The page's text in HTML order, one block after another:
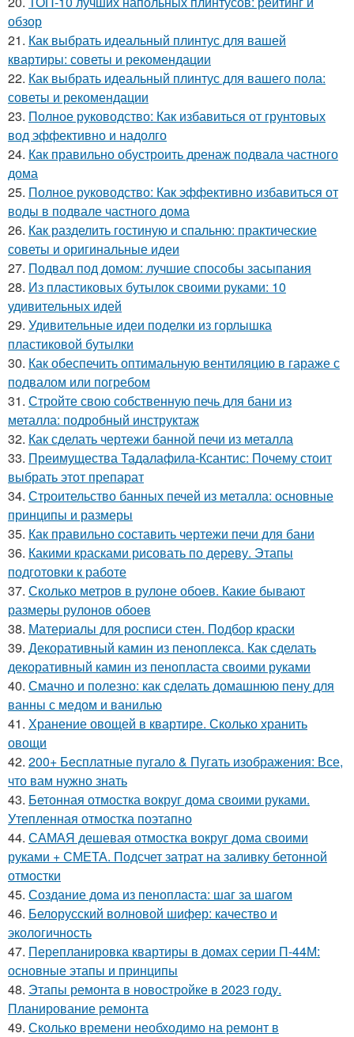
обзор
21. Как выбрать идеальный плинтус для вашей
квартиры: советы и рекомендации
22. Как выбрать идеальный плинтус для вашего пола:
советы и рекомендации
23. Полное руководство: Как избавиться от грунтовых
вод эффективно и надолго
24. Как правильно обустроить дренаж подвала частного
дома
25. Полное руководство: Как эффективно избавиться от
воды в подвале частного дома
26. Как разделить гостиную и спальню: практические
советы и оригинальные идеи
27. Подвал под домом: лучшие способы засыпания
28. Из пластиковых бутылок своими руками: 10
удивительных идей
29. Удивительные идеи поделки из горлышка
пластиковой бутылки
30. Как обеспечить оптимальную вентиляцию в гараже с
подвалом или погребом
31. Стройте свою собственную печь для бани из
металла: подробный инструктаж
32. Как сделать чертежи банной печи из металла
33. Преимущества Тадалафила-Ксантис: Почему стоит
выбрать этот препарат
34. Строительство банных печей из металла: основные
принципы и размеры
35. Как правильно составить чертежи печи для бани
36. Какими красками рисовать по дереву. Этапы
подготовки к работе
37. Сколько метров в рулоне обоев. Какие бывают
размеры рулонов обоев
38. Материалы для росписи стен. Подбор краски
39. Декоративный камин из пеноплекса. Как сделать
декоративный камин из пенопласта своими руками
40. Смачно и полезно: как сделать домашнюю пену для
ванны с медом и ванилью
41. Хранение овощей в квартире. Сколько хранить
овощи
42. 200+ Бесплатные пугало & Пугать изображения: Все,
что вам нужно знать
43. Бетонная отмостка вокруг дома своими руками.
Утепленная отмостка поэтапно
44. САМАЯ дешевая отмостка вокруг дома своими
руками + СМЕТА. Подсчет затрат на заливку бетонной
отмостки
45. Создание дома из пенопласта: шаг за шагом
46. Белорусский волновой шифер: качество и
экологичность
47. Перепланировка квартиры в домах серии П-44М:
основные этапы и принципы
48. Этапы ремонта в новостройке в 2023 году.
Планирование ремонта
49. Сколько времени необходимо на ремонт в